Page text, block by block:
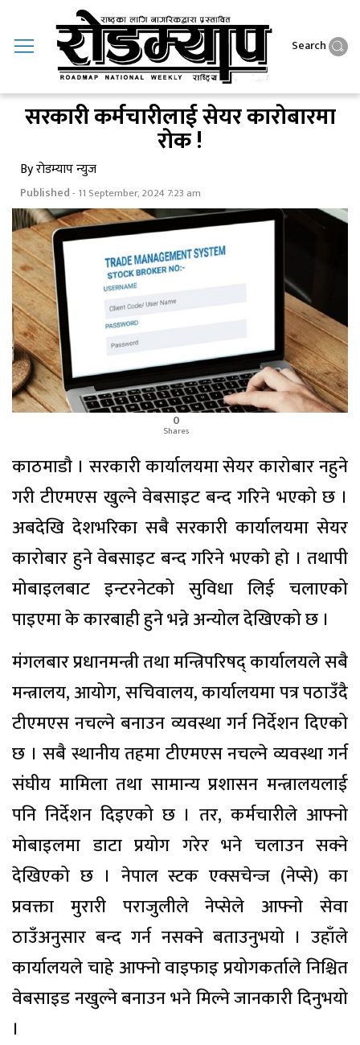
Search
सरकारी कर्मचारीलाई सेयर काराेबारमा
राेक !
By रोडम्याप न्युज
Published- 11 September, 2024 7:23 am
0
Shares
काठमाडाै । सरकारी कार्यालयमा सेयर कारोबार नहुने
गरी टीएमएस खुल्ने वेबसाइट बन्द गरिने भएको छ ।
अबदेखि देशभरिका सबै सरकारी कार्यालयमा सेयर
कारोबार हुने वेबसाइट बन्द गरिने भएकाे हाे । तथापी
मोबाइलबाट इन्टरनेटको सुविधा लिई चलाएको
पाइएमा के कारबाही हुने भन्ने अन्योल देखिएको छ ।
मंगलबार प्रधानमन्त्री तथा मन्त्रिपरिषद् कार्यालयले सबै
मन्त्रालय, आयोग, सचिवालय, कार्यालयमा पत्र पठाउँदै
टीएमएस नचल्ने बनाउन व्यवस्था गर्न निर्देशन दिएको
छ । सबै स्थानीय तहमा टीएमएस नचल्ने व्यवस्था गर्न
संघीय मामिला तथा सामान्य प्रशासन मन्त्रालयलाई
पनि निर्देशन दिइएको छ । तर, कर्मचारीले आफ्नो
मोबाइलमा डाटा प्रयोग गरेर भने चलाउन सक्ने
देखिएको छ । नेपाल स्टक एक्सचेन्ज (नेप्से) का
प्रवक्ता मुरारी पराजुलीले नेप्सेले आफ्नो सेवा
ठाउँअनुसार बन्द गर्न नसक्ने बताउनुभयो । उहाँले
कार्यालयले चाहे आफ्नो वाइफाइ प्रयोगकर्ताले निश्चित
वेबसाइड नखुल्ने बनाउन भने मिल्ने जानकारी दिनुभयो
।